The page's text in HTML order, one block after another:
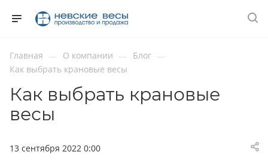
Главная — О компании — Блог —
Как выбрать крановые весы
Как выбрать крановые
весы
13 сентября 2022 0:00